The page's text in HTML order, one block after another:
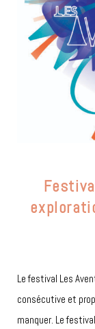
Le festival Les
consécutive et
manquer. Le